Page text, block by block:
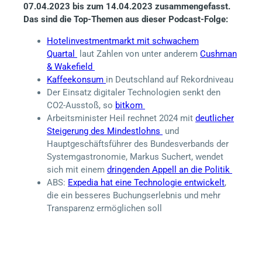
07.04.2023 bis zum 14.04.2023 zusammengefasst.
Das sind die Top-Themen aus dieser Podcast-Folge:
Hotelinvestmentmarkt mit schwachem
Quartal
laut Zahlen von unter anderem Cushman
& Wakefield
Kaffeekonsum in Deutschland auf Rekordniveau
Der Einsatz digitaler Technologien senkt den
CO2-Ausstoß, so bitkom
Arbeitsminister Heil rechnet 2024 mit deutlicher
Steigerung des Mindestlohns und
Hauptgeschäftsführer des Bundesverbands der
Systemgastronomie, Markus Suchert, wendet
sich mit einem dringenden Appell an die Politik
ABS: Expedia hat eine Technologie entwickelt,
die ein besseres Buchungserlebnis und mehr
Transparenz ermöglichen soll